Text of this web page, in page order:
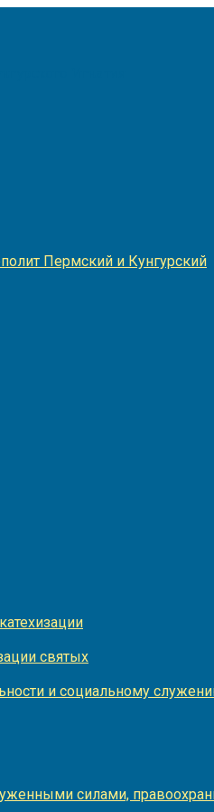
Пермский и Кунгурский
святых
и социальному
силами,